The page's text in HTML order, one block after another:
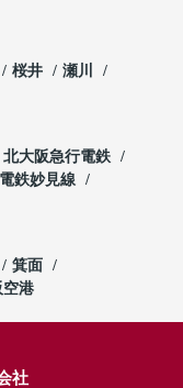
桜井
瀬川
北大阪急行電鉄
鉄妙見線
箕面
空港
社